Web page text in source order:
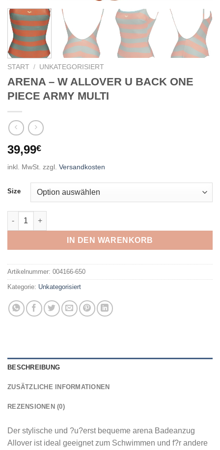
START / UNKATEGORISIERT
ARENA – W ALLOVER U BACK ONE
PIECE ARMY MULTI
39,99€
inkl. MwSt. zzgl. Versandkosten
Size
ARENA - W ALLOVER U BACK ONE PIECE ARMY MULTI Menge
IN DEN WARENKORB
Artikelnummer: 004166-650
Kategorie: Unkategorisiert
BESCHREIBUNG
ZUSÄTZLICHE INFORMATIONEN
REZENSIONEN (0)
Der stylische und ?u?erst bequeme arena Badeanzug
Allover ist ideal geeignet zum Schwimmen und f?r andere